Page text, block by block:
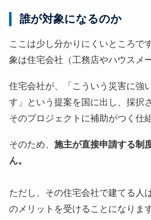
誰が対象になるのか
ここは少し分かりにくいところで
象は住宅会社（工務店やハウスメ
住宅会社が、「こういう災害に強
す」という提案を国に出し、採択
そのプロジェクトに補助がつく仕
そのため、 施主が直接申請する制
ん。
ただし、その住宅会社で建てる人
のメリットを受けることになります